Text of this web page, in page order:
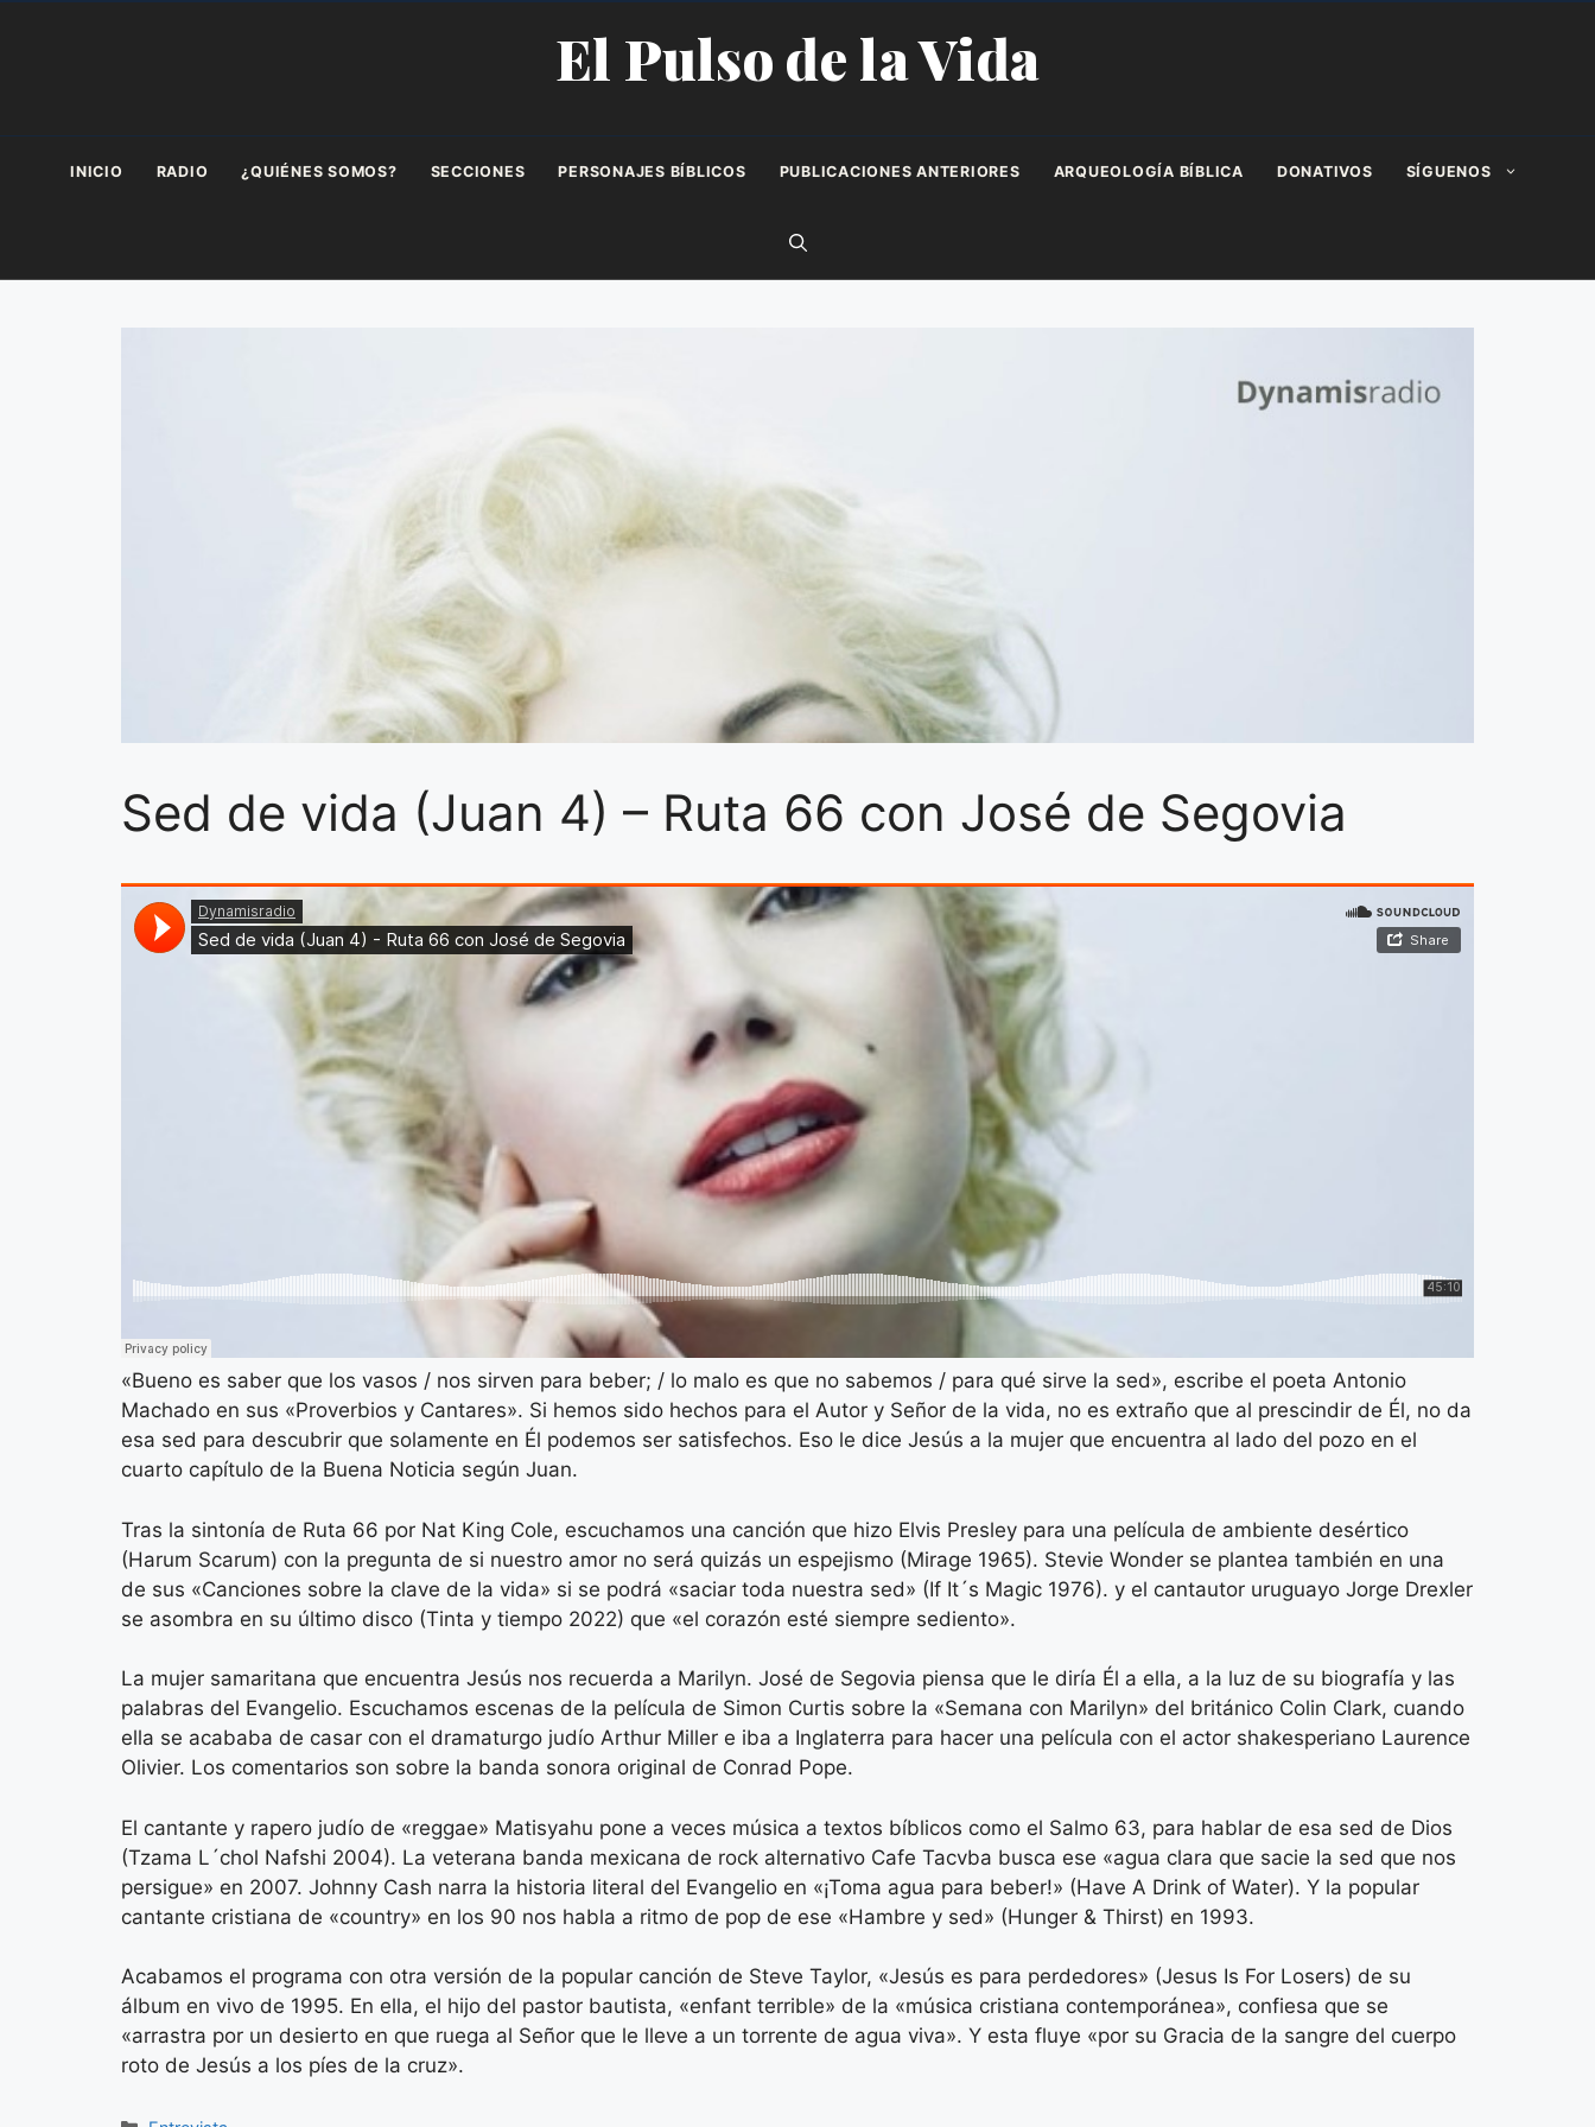
El Pulso de la Vida
INICIO RADIO ¿QUIÉNES SOMOS? SECCIONES PERSONAJES BÍBLICOS PUBLICACIONES ANTERIORES ARQUEOLOGÍA BÍBLICA DONATIVOS SÍGUENOS
Sed de vida (Juan 4) – Ruta 66 con José de Segovia
«Bueno es saber que los vasos / nos sirven para beber; / lo malo es que no sabemos / para qué sirve la sed», escribe el poeta Antonio
Machado en sus «Proverbios y Cantares». Si hemos sido hechos para el Autor y Señor de la vida, no es extraño que al prescindir de Él, no da
esa sed para descubrir que solamente en Él podemos ser satisfechos. Eso le dice Jesús a la mujer que encuentra al lado del pozo en el
cuarto capítulo de la Buena Noticia según Juan.
Tras la sintonía de Ruta 66 por Nat King Cole, escuchamos una canción que hizo Elvis Presley para una película de ambiente desértico
(Harum Scarum) con la pregunta de si nuestro amor no será quizás un espejismo (Mirage 1965). Stevie Wonder se plantea también en una
de sus «Canciones sobre la clave de la vida» si se podrá «saciar toda nuestra sed» (If It´s Magic 1976). y el cantautor uruguayo Jorge Drexler
se asombra en su último disco (Tinta y tiempo 2022) que «el corazón esté siempre sediento».
La mujer samaritana que encuentra Jesús nos recuerda a Marilyn. José de Segovia piensa que le diría Él a ella, a la luz de su biografía y las
palabras del Evangelio. Escuchamos escenas de la película de Simon Curtis sobre la «Semana con Marilyn» del británico Colin Clark, cuando
ella se acababa de casar con el dramaturgo judío Arthur Miller e iba a Inglaterra para hacer una película con el actor shakesperiano Laurence
Olivier. Los comentarios son sobre la banda sonora original de Conrad Pope.
El cantante y rapero judío de «reggae» Matisyahu pone a veces música a textos bíblicos como el Salmo 63, para hablar de esa sed de Dios
(Tzama L´chol Nafshi 2004). La veterana banda mexicana de rock alternativo Cafe Tacvba busca ese «agua clara que sacie la sed que nos
persigue» en 2007. Johnny Cash narra la historia literal del Evangelio en «¡Toma agua para beber!» (Have A Drink of Water). Y la popular
cantante cristiana de «country» en los 90 nos habla a ritmo de pop de ese «Hambre y sed» (Hunger & Thirst) en 1993.
Acabamos el programa con otra versión de la popular canción de Steve Taylor, «Jesús es para perdedores» (Jesus Is For Losers) de su
álbum en vivo de 1995. En ella, el hijo del pastor bautista, «enfant terrible» de la «música cristiana contemporánea», confiesa que se
«arrastra por un desierto en que ruega al Señor que le lleve a un torrente de agua viva». Y esta fluye «por su Gracia de la sangre del cuerpo
roto de Jesús a los píes de la cruz».